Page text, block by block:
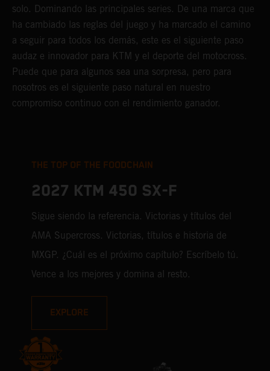
solo. Dominando las principales series. De una marca que
ha cambiado las reglas del juego y ha marcado el camino
a seguir para todos los demás, este es el siguiente paso
audaz e innovador para KTM y el deporte del motocross.
Puede que para algunos sea una sorpresa, pero para
nosotros es el siguiente paso natural en nuestro
compromiso continuo con el rendimiento ganador.
THE TOP OF THE FOODCHAIN
2027 KTM 450 SX-F
Sigue siendo la referencia. Victorias y títulos del
AMA Supercross. Victorias, títulos e historia de
MXGP. ¿Cuál es el próximo capítulo? Escríbelo tú.
Vence a los mejores y domina al resto.
EXPLORE